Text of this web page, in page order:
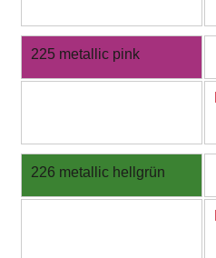
225 metallic pink
226 metallic hellgrün